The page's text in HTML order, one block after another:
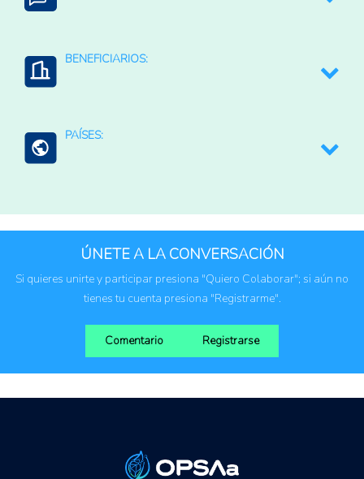
Medidas compensatorias
BENEFICIARIOS:
PAÍSES:
Marruecos
ÚNETE A LA CONVERSACIÓN
Si quieres unirte y participar presiona "Quiero Colaborar"; si aún no
tienes tu cuenta presiona "Registrarme".
Comentario Registrarse